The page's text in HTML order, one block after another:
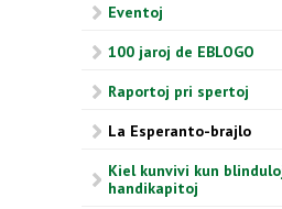
Eventoj
100 jaroj de EBLOGO
Raportoj pri spertoj
La Esperanto-brajlo
Kiel kunvivi kun
handikapitoj